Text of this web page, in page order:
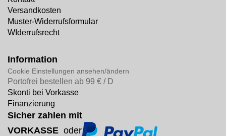
Versandkosten
Muster-Widerrufsformular
WIderrufsrecht
Information
Cookie Einstellungen ansehen/ändern
Portofrei bestellen ab 99 € / D
Skonti bei Vorkasse
Finanzierung
Sicher zahlen mit
VORKASSE oder